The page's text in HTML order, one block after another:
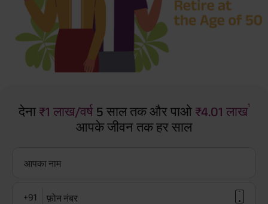
देना₹1 लाख/वर्ष 5 साल तक और पाओ₹4.01 लाख¹
आपके जीवन तक हर साल
आपका नाम
+91 फ़ोन नंबर